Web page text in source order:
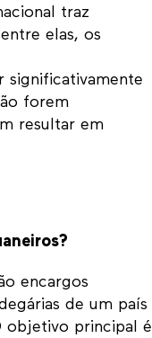
traz
elas, os
significativamente
forem
resultar em
encargos
de um país
objetivo principal é